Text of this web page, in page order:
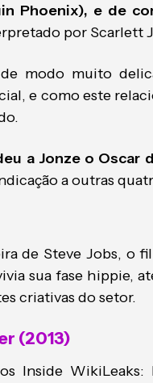
Phoenix), e de
por Scarlett
modo muito
e como este
a Jonze o Oscar
a outras
de Steve Jobs, o
sua fase hippie,
criativas do setor.
(2013)
Inside